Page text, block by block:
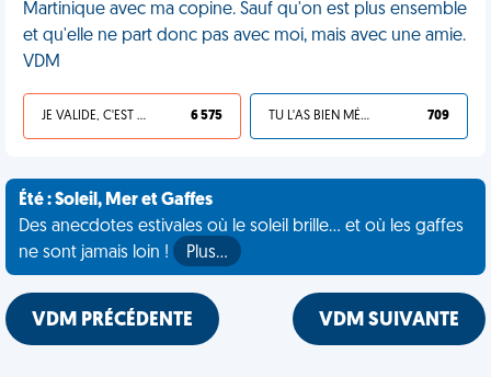
Martinique avec ma copine. Sauf qu'on est plus ensemble
et qu'elle ne part donc pas avec moi, mais avec une amie.
VDM
JE VALIDE, C'EST UNE VDM 6 575 TU L'AS BIEN MÉRITÉ 709
Été : Soleil, Mer et Gaffes
Des anecdotes estivales où le soleil brille... et où les gaffes
ne sont jamais loin !
Plus…
VDM PRÉCÉDENTE VDM SUIVANTE